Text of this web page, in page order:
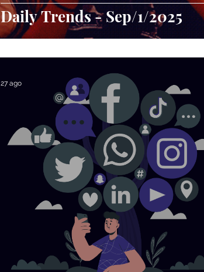
Daily Trends - Sep/1/2025
27 ago